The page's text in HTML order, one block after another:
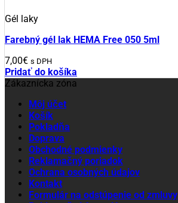
Gél laky
Farebný gél lak HEMA Free 050 5ml
7,00€ s DPH
Pridať do košíka
Zákaznícka zóna
Môj účet
Košík
Pokladňa
Doprava
Obchodné podmienky
Reklamačný poriadok
Ochrana osobných údajov
Kontakt
Formulár na odstúpenie od zmluvy